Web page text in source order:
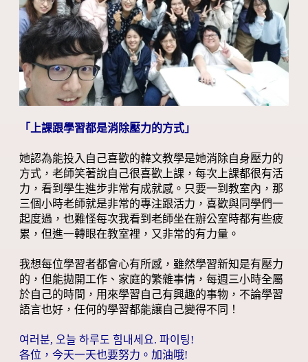
「上課跟學習都是消除壓力的方式」
她認為能投入自己喜歡的韓文教學是她消除自身壓力的
方式，老師笑著說自己很喜歡上課，每次上課都很有活
力，看到學生進步非常有成就感。只要一到教室內，那
三個小時老師就是非常的專注跟活力，喜歡與同學們一
起度過，也難怪每次我看到老師坐在辦公室時都有些疲
累，但進一轉眼在教室裡，又非常的有力量。
我想每位學習者都會心有所感，雖然學習新知是有壓力
的，但能拋開工作、家庭的繁雜事情，每週三小時全屬
於自己的時間，用來學習自己有興趣的事物，不論學習
語言也好，任何的學習都能讓自己變得不同！
여러분, 오늘 하루도 힘내세요. 파이팅!
各位，今天一天也要努力。加油哦!